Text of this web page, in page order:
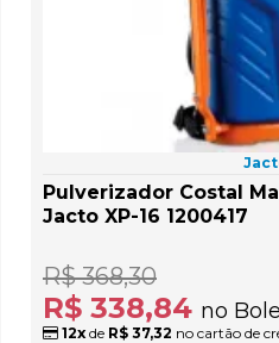
Pulverizador Costal
Jacto XP-16 1200417
R$ 338,84 no
R$ 368,30
12x de R$ 37,32 no cartão de